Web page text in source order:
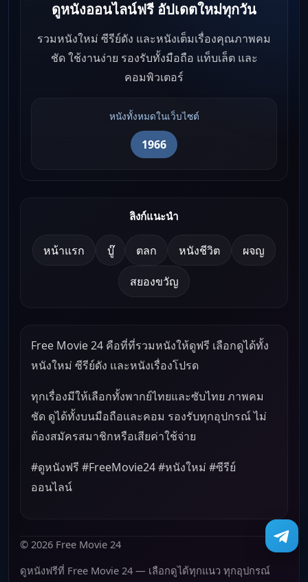
ดูหนังออนไลน์ฟรี อัปเดตใหม่ทุกวัน
รวมหนังใหม่ ซีรีย์ดัง และหนังเต็มเรื่องคุณภาพคม
ชัด ใช้งานง่าย รองรับทั้งมือถือ แท็บเล็ต และ
คอมพิวเตอร์
หนังทั้งหมดในเว็บไซต์
1966
ลิงก์แนะนำ
หน้าแรก บู๊ ตลก หนังชีวิต ผจญ
สยองขวัญ
Free Movie 24 คือที่ที่รวมหนังให้ดูฟรี เลือกดูได้ทั้ง
หนังใหม่ ซีรีย์ดัง และหนังเรื่องโปรด
ทุกเรื่องมีให้เลือกทั้งพากย์ไทยและซับไทย ภาพคม
ชัด ดูได้ทั้งบนมือถือและคอม รองรับทุกอุปกรณ์ ไม่
ต้องสมัครสมาชิกหรือเสียค่าใช้จ่าย
#ดูหนังฟรี #FreeMovie24 #หนังใหม่ #ซีรีย์
ออนไลน์
© 2026 Free Movie 24
ดูหนังฟรีที่ Free Movie 24 — เลือกดูได้ทุกแนว ทุกอุปกรณ์